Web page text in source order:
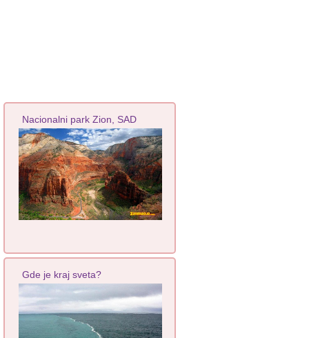
Nacionalni park Zion, SAD
Gde je kraj sveta?